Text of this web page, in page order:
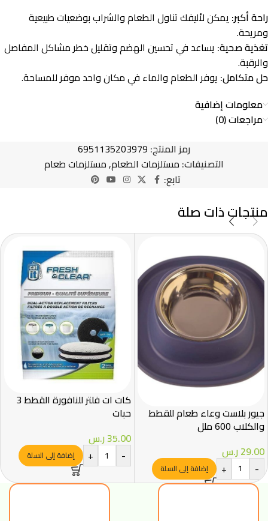
راحة أكبر: يمكن لأليفك تناول الطعام والشراب بوضعيات طبيعية
ومريحة.
تغذية صحية: يساعد في تحسين الهضم وتقليل خطر مشاكل المفاصل
والرقبة.
حل متكامل: يوفر الطعام والماء في مكان واحد موفر للمساحة.
معلومات إضافية
مراجعات (0)
رمز المنتج: 6951135203979
التصنيفات: مستلزمات الطعام,مستلزمات طعام
تابع:
منتجات ذات صلة
جيور بلاست وعاء طعام للقطط
والكلاب 600 ملل
29.00ر.س
-
+ إضافة إلى السلة
كات ات فلتر للنافورة القطط 3
حبات
35.00ر.س
-
+ إضافة إلى السلة